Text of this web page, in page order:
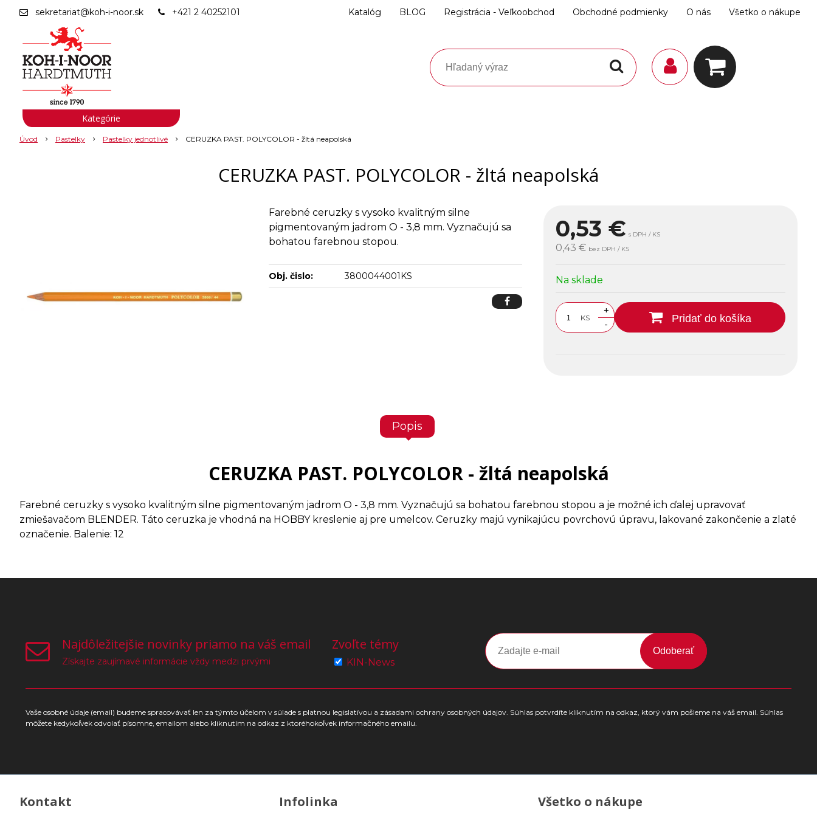
sekretariat@koh-i-noor.sk +421 2 40252101 Katalóg BLOG Registrácia - Veľkoobchod Obchodné podmienky O nás Všetko o nákupe
Úvod Pastelky Pastelky jednotlivé CERUZKA PAST. POLYCOLOR - žltá neapolská
CERUZKA PAST. POLYCOLOR - žltá neapolská
0,53 € s DPH / KS
0,43 € bez DPH / KS
Na sklade
KS
+
-
Pridať do košíka
Farebné ceruzky s vysoko kvalitným silne
pigmentovaným jadrom O - 3,8 mm. Vyznačujú sa
bohatou farebnou stopou.
Obj. čislo: 3800044001KS
Popis
CERUZKA PAST. POLYCOLOR - žltá neapolská
Farebné ceruzky s vysoko kvalitným silne pigmentovaným jadrom O - 3,8 mm. Vyznačujú sa bohatou farebnou stopou a je možné ich ďalej upravovať
zmiešavačom BLENDER. Táto ceruzka je vhodná na HOBBY kreslenie aj pre umelcov. Ceruzky majú vynikajúcu povrchovú úpravu, lakované zakončenie a zlaté
označenie. Balenie: 12
Kategórie
Najdôležitejšie novinky priamo na váš email
Získajte zaujímavé informácie vždy medzi prvými
Zvoľte témy
KIN-News
Odoberať
Vaše osobné údaje (email) budeme spracovávať len za týmto účelom v súlade s platnou legislatívou a zásadami ochrany osobných údajov. Súhlas potvrdíte kliknutím na odkaz, ktorý vám pošleme na váš email. Súhlas
môžete kedykoľvek odvolať písomne, emailom alebo kliknutím na odkaz z ktoréhokoľvek informačného emailu.
Kontakt Infolinka Všetko o nákupe